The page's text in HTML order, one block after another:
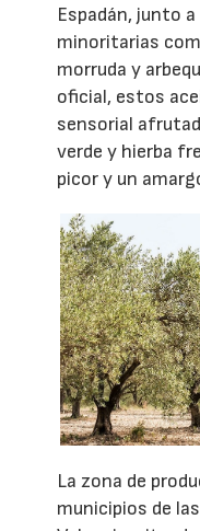
Espadán, junto
minoritarias
morruda y
oficial, estos
sensorial
verde y hierba
picor y un
La zona de
municipios de